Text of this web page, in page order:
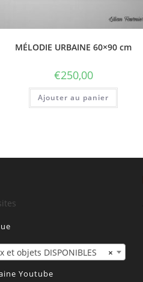
MÉLODIE URBAINE 60×90 cm
€250,00
Ajouter au panier
×
et objets DISPONIBLES
Youtube